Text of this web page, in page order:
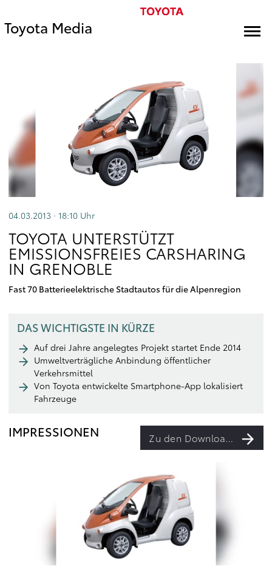
Toyota Media
04.03.2013 · 18:10 Uhr
TOYOTA UNTERSTÜTZT
EMISSIONSFREIES CARSHARING
IN GRENOBLE
Fast 70 Batterieelektrische Stadtautos für die Alpenregion
DAS WICHTIGSTE IN KÜRZE
Auf drei Jahre angelegtes Projekt startet Ende 2014
Umweltverträgliche Anbindung öffentlicher
Verkehrsmittel
Von Toyota entwickelte Smartphone-App lokalisiert
Fahrzeuge
IMPRESSIONEN Zu den Downloads